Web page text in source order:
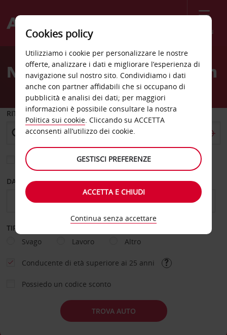
Menù
Welcome
AvisNoleggio auto Oberhausen
RITIRO DA
Scegli una località di riconsegna diversa
DAL GIORNO AL GIORNO
TIPOLOGIA DI NOLEGGIO
Svago
Lavoro Altro
Conducente di età superiore ai 25 anni
Possiedo un codice sconto
TROVA AUTO
Cookies policy
Utilizziamo i cookie per personalizzare le nostre
offerte, analizzare i dati e migliorare l’esperienza di
navigazione sul nostro sito. Condividiamo i dati
anche con partner affidabili che si occupano di
pubblicità e analisi dei dati; per maggiori
informazioni è possibile consultare la nostra
Politica sui cookie. Cliccando su ACCETTA
acconsenti all’utilizzo dei cookie.
GESTISCI PREFERENZE
ACCETTA E CHIUDI
Continua senza accettare